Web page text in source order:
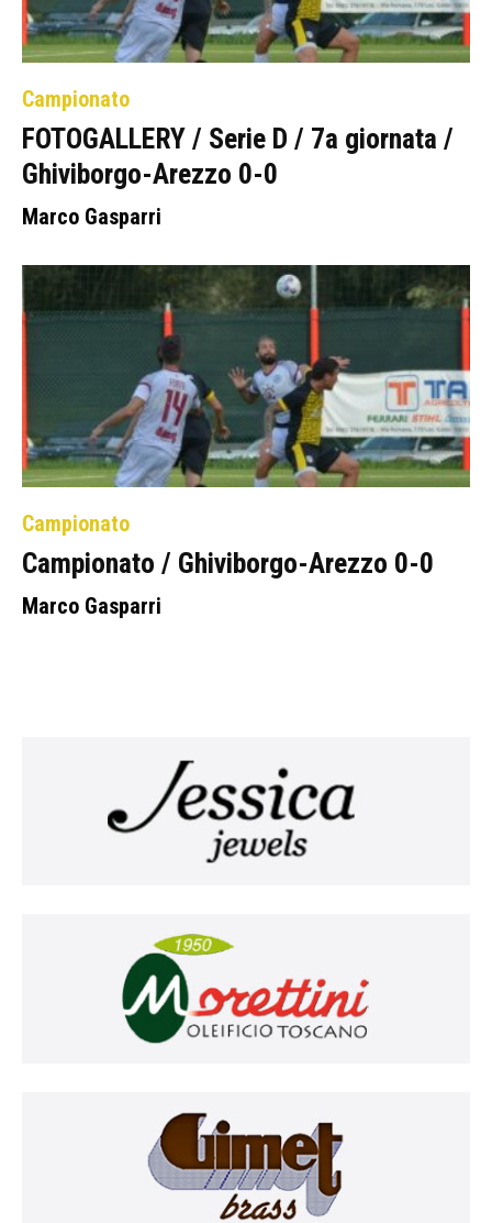
Campionato
FOTOGALLERY / Serie D / 7a giornata /
Ghiviborgo-Arezzo 0-0
Marco Gasparri
Campionato
Campionato / Ghiviborgo-Arezzo 0-0
Marco Gasparri